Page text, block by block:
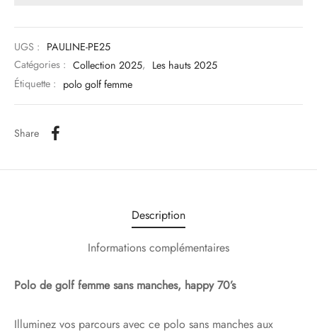
UGS : PAULINE-PE25
Catégories : Collection 2025, Les hauts 2025
Étiquette : polo golf femme
Share
Description
Informations complémentaires
Polo de golf femme sans manches, happy 70’s
Illuminez vos parcours avec ce polo sans manches aux